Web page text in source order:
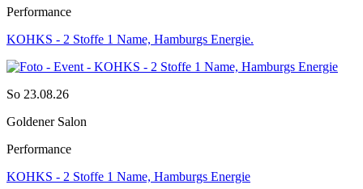
Performance
KOHKS - 2 Stoffe 1 Name, Hamburgs Energie.
So 23.08.26
Goldener Salon
Performance
KOHKS - 2 Stoffe 1 Name, Hamburgs Energie